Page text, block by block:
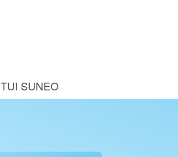
TUI SUNEO